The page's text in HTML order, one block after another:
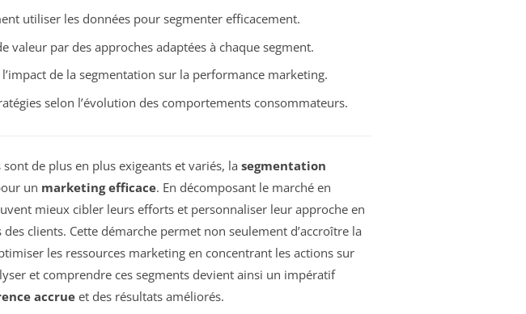
utiliser les données pour segmenter efficacement.
valeur par des approches adaptées à chaque segment.
de la segmentation sur la performance marketing.
selon l’évolution des comportements consommateurs.
de plus en plus exigeants et variés, la segmentation
un marketing efficace. En décomposant le marché en
mieux cibler leurs efforts et personnaliser leur approche en
clients. Cette démarche permet non seulement d’accroître la
les ressources marketing en concentrant les actions sur
et comprendre ces segments devient ainsi un impératif
accrue et des résultats améliorés.